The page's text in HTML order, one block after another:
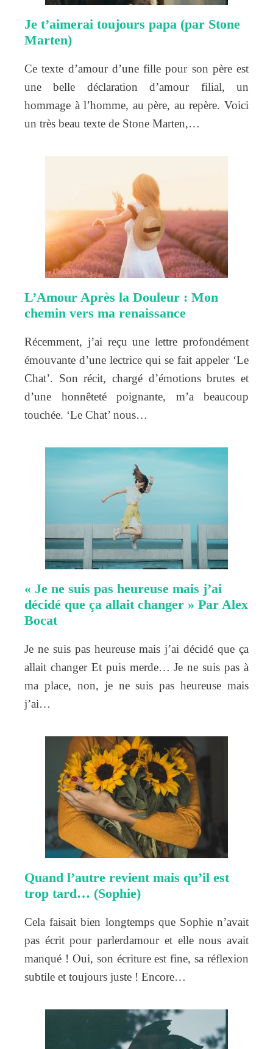
Je t’aimerai toujours papa (par Stone
Marten)
Ce texte d’amour d’une fille pour son père est
une belle déclaration d’amour filial, un
hommage à l’homme, au père, au repère. Voici
un très beau texte de Stone Marten,…
L’Amour Après la Douleur : Mon
chemin vers ma renaissance
Récemment, j’ai reçu une lettre profondément
émouvante d’une lectrice qui se fait appeler ‘Le
Chat’. Son récit, chargé d’émotions brutes et
d’une honnêteté poignante, m’a beaucoup
touchée. ‘Le Chat’ nous…
« Je ne suis pas heureuse mais j’ai
décidé que ça allait changer » Par Alex
Bocat
Je ne suis pas heureuse mais j’ai décidé que ça
allait changer Et puis merde… Je ne suis pas à
ma place, non, je ne suis pas heureuse mais
j’ai…
Quand l’autre revient mais qu’il est
trop tard… (Sophie)
Cela faisait bien longtemps que Sophie n’avait
pas écrit pour parlerdamour et elle nous avait
manqué ! Oui, son écriture est fine, sa réflexion
subtile et toujours juste ! Encore…